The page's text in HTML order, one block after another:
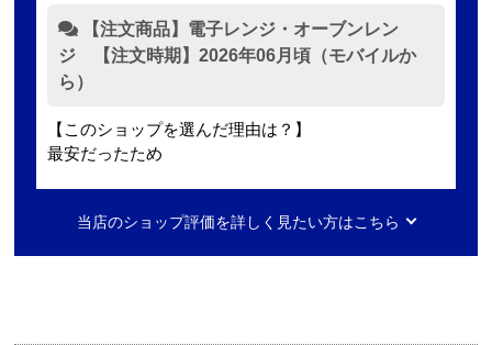
【注文商品】電子レンジ・オーブンレン
ジ 【注文時期】2026年06月頃（モバイルか
ら）
【このショップを選んだ理由は？】
最安だったため
2日ほど
当店のショップ評価を詳しく見たい方はこちら